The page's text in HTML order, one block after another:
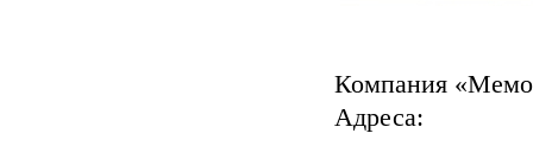
Компания
Адреса: